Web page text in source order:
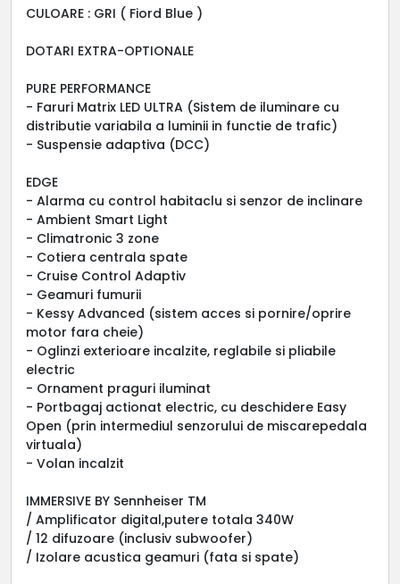
CULOARE : GRI ( Fiord Blue )
DOTARI EXTRA-OPTIONALE
PURE PERFORMANCE
- Faruri Matrix LED ULTRA (Sistem de iluminare cu
distributie variabila a luminii in functie de trafic)
- Suspensie adaptiva (DCC)
EDGE
- Alarma cu control habitaclu si senzor de inclinare
- Ambient Smart Light
- Climatronic 3 zone
- Cotiera centrala spate
- Cruise Control Adaptiv
- Geamuri fumurii
- Kessy Advanced (sistem acces si pornire/oprire
motor fara cheie)
- Oglinzi exterioare incalzite, reglabile si pliabile
electric
- Ornament praguri iluminat
- Portbagaj actionat electric, cu deschidere Easy
Open (prin intermediul senzorului de miscarepedala
virtuala)
- Volan incalzit
IMMERSIVE BY Sennheiser TM
/ Amplificator digital,putere totala 340W
/ 12 difuzoare (inclusiv subwoofer)
/ Izolare acustica geamuri (fata si spate)